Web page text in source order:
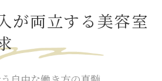
が両立する美容室